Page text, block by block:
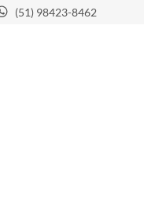
(51) 98423-8462